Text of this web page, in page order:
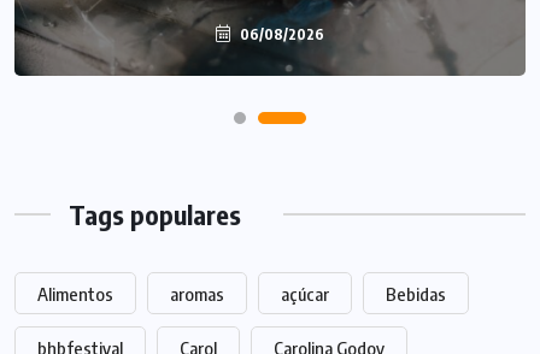
06/08/2026
06/08/2026
Tags populares
Alimentos aromas açúcar Bebidas
bhbfestival Carol Carolina Godoy